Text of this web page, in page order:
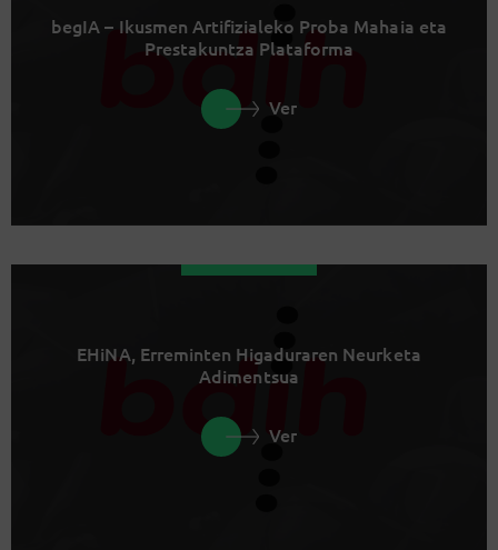
begIA – Ikusmen Artifizialeko Proba Mahaia eta
Prestakuntza Plataforma
Ver
EHiNA, Erreminten Higaduraren Neurketa
Adimentsua
Ver